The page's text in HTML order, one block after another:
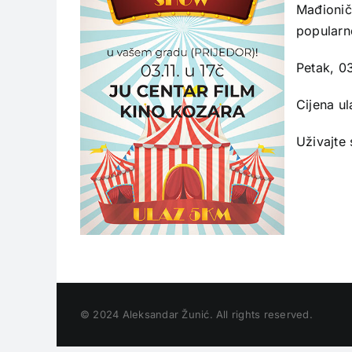
Petak,
Cijena
Uživajte
© 2024 Aleksandar Žunić. All rights reserved.